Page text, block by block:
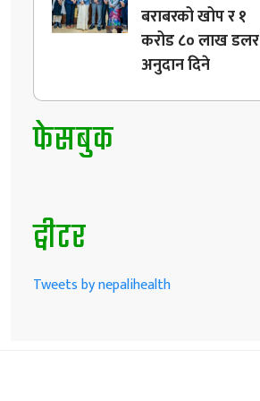
बराबरको खोप र १
करोड ८० लाख डलर
अनुदान दिने
फेसबुक
ट्वीटर
Tweets by nepalihealth